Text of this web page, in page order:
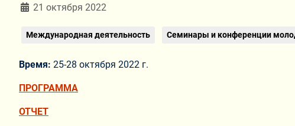
Информация о материале
21 октября 2022
Международная деятельность Семинары и конференции
Время: 25-28 октября 2022 г.
ПРОГРАММА
ОТЧЕТ